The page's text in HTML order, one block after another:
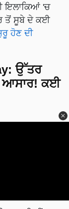
ਇਲਾਕਿਆਂ 'ਚ
ਤੋਂ ਸੂਬੇ ਦੇ ਕਈ
ਹੋਣ ਦੀ
ਉੱਤਰ
ਆਸਾਰ! ਕਈ